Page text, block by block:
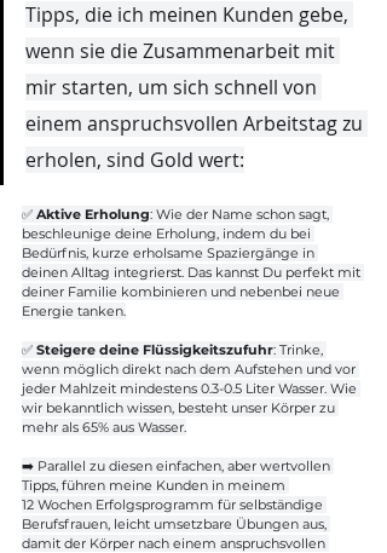
Tipps, die ich meinen Kunden gebe,
wenn sie die Zusammenarbeit mit
mir starten, um sich schnell von
einem anspruchsvollen Arbeitstag zu
erholen, sind Gold wert:
✅ Aktive Erholung: Wie der Name schon sagt,
beschleunige deine Erholung, indem du bei
Bedürfnis, kurze erholsame Spaziergänge in
deinen Alltag integrierst. Das kannst Du perfekt mit
deiner Familie kombinieren und nebenbei neue
Energie tanken.
✅ Steigere deine Flüssigkeitszufuhr: Trinke,
wenn möglich direkt nach dem Aufstehen und vor
jeder Mahlzeit mindestens 0.3-0.5 Liter Wasser. Wie
wir bekanntlich wissen, besteht unser Körper zu
mehr als 65% aus Wasser.
➡️ Parallel zu diesen einfachen, aber wertvollen
Tipps, führen meine Kunden in meinem
12 Wochen Erfolgsprogramm für selbständige
Berufsfrauen, leicht umsetzbare Übungen aus,
damit der Körper nach einem anspruchsvollen